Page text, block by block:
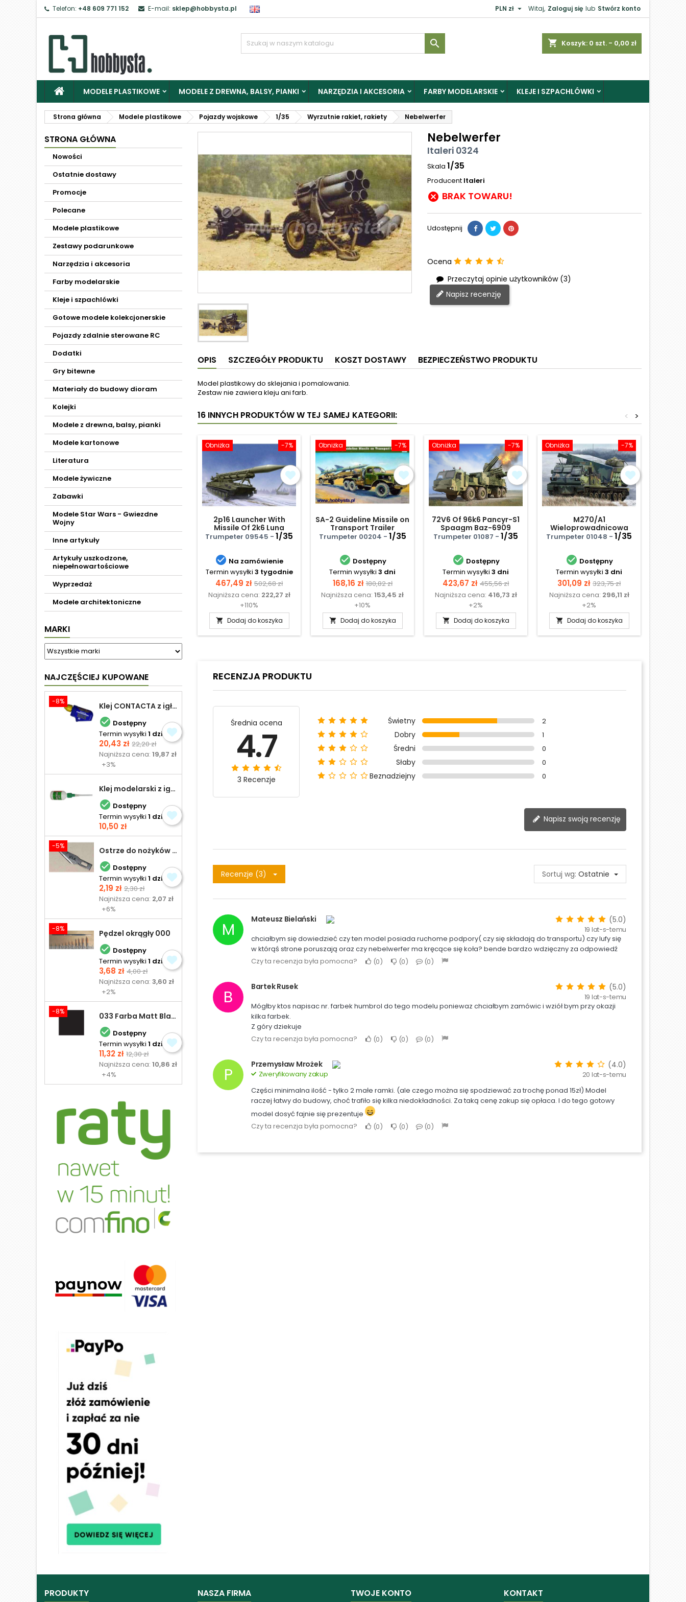
Telefon: +48 609 771 152 E-mail: sklep@hobbysta.pl Witaj, Zaloguj się lub Stwórz konto
PLN zł 
shopping_cart Koszyk: 0 szt. - 0,00 zł

MODELE PLASTIKOWE MODELE Z DREWNA, BALSY, PIANKI NARZĘDZIA I AKCESORIA FARBY MODELARSKIE KLEJE I SZPACHLÓWKI
Strona główna Modele plastikowe Pojazdy wojskowe 1/35 Wyrzutnie rakiet, rakiety Nebelwerfer
STRONA GŁÓWNA
Nowości
Ostatnie dostawy
Promocje
Polecane
Modele plastikowe
Zestawy podarunkowe
Narzędzia i akcesoria
Farby modelarskie
Kleje i szpachlówki
Gotowe modele kolekcjonerskie
Pojazdy zdalnie sterowane RC
Dodatki
Gry bitewne
Materiały do budowy dioram
Kolejki
Modele z drewna, balsy, pianki
Modele kartonowe
Literatura
Modele żywiczne
Zabawki
Modele Star Wars - Gwiezdne
Wojny
Inne artykuły
Artykuły uszkodzone,
niepełnowartościowe
Wyprzedaż
Modele architektoniczne
MARKI
NAJCZĘŚCIEJ KUPOWANE
-8% Klej CONTACTA z igłą do plastiku 25,0 g
 Dostępny
Termin wysyłki 1 dzień
Cena
20,43 zł Cena
podstawowa
22,20 zł
Najniższa cena:19,87 zł
+3%
Klej modelarski z igłą 30 ml
 Dostępny
Termin wysyłki 1 dzień
Cena
10,50 zł
-5% Ostrze do nożyków Excel
 Dostępny
Termin wysyłki 1 dzień
Cena
2,19 zł Cena
podstawowa
2,30 zł
Najniższa cena: 2,07 zł
+6%
-8% Pędzel okrągły 000
 Dostępny
Termin wysyłki 1 dzień
Cena
3,68 zł Cena
podstawowa
4,00 zł
Najniższa cena:3,60 zł
+2%
-8% 033 Farba Matt Black - olejna
 Dostępny
Termin wysyłki 1 dzień
Cena
11,32 zł Cena
podstawowa
12,30 zł
Najniższa cena:10,86 zł
+4%
Nebelwerfer
Italeri 0324
Skala 1/35
Producent Italeri
 BRAK TOWARU!
Udostępnij
Ocena
Przeczytaj opinie użytkowników (3)
Napisz recenzję
OPIS SZCZEGÓŁY PRODUKTU KOSZT DOSTAWY BEZPIECZEŃSTWO PRODUKTU
Model plastikowy do sklejania i pomalowania.
Zestaw nie zawiera kleju ani farb.
16 INNYCH PRODUKTÓW W TEJ SAMEJ KATEGORII: >
<
-7%
Obniżka
2p16 Launcher With
Missile Of 2k6 Luna
(Frog-5)
Trumpeter 09545 - 1/35
 Na zamówienie
Termin wysyłki 3 tygodnie
Cena
467,49 zł Cena
podstawowa
502,68 zł
Najniższa cena: 222,27 zł
+110%
 Dodaj do koszyka
-7%
Obniżka
SA-2 Guideline Missile on
Transport Trailer
Trumpeter 00204 - 1/35
 Dostępny
Termin wysyłki 3 dni
Cena
168,16 zł Cena
podstawowa
180,82 zł
Najniższa cena: 153,45 zł
+10%
 Dodaj do koszyka
-7%
Obniżka
72V6 Of 96k6 Pancyr-S1
Spaagm Baz-6909
zestaw artyleryjsko-
Trumpeter 01087 - 1/35
 Dostępny
Termin wysyłki 3 dni
Cena
423,67 zł Cena
podstawowa
455,56 zł
Najniższa cena: 416,73 zł
+2%
 Dodaj do koszyka
-7%
Obniżka
M270/A1
Wieloprowadnicowa
samobierzna wyrzutnia
Trumpeter 01048 - 1/35
 Dostępny
Termin wysyłki 3 dni
Cena
301,09 zł Cena
podstawowa
323,75 zł
Najniższa cena: 296,11 zł
+2%
 Dodaj do koszyka
RECENZJA PRODUKTU
Średnia ocena
4.7
3 Recenzje
Świetny 2
Dobry 1
Średni 0
Słaby 0
Beznadziejny 0
Napisz swoją recenzję
Recenzje (3) Sortuj wg: Ostatnie
M Mateusz Bielański (5.0)
19 lat-s-temu
chciałbym się dowiedzieć czy ten model posiada ruchome podpory( czy się składają do transportu) czy lufy się
w którąś strone poruszają oraz czy nebelwerfer ma kręcące się koła? bende bardzo wdzięczny za odpowiedź
Czy ta recenzja była pomocna?
0 0 0
B Bartek Rusek (5.0)
19 lat-s-temu
Mógłby ktos napisac nr. farbek humbrol do tego modelu poniewaz chciałbym zamówic i wziół bym przy okazji
kilka farbek.
Z góry dziekuje
Czy ta recenzja była pomocna?
0 0 0
P Przemysław Mrożek
Zweryfikowany zakup
(4.0)
20 lat-s-temu
Części minimalna ilość - tylko 2 małe ramki. (ale czego można się spodziewać za trochę ponad 15zł) Model
raczej łatwy do budowy, choć trafiło się kilka niedokładności. Za taką cenę zakup się opłaca. I do tego gotowy
model dosyć fajnie się prezentuje
Czy ta recenzja była pomocna?
0 0 0
PRODUKTY NASZA FIRMA TWOJE KONTO KONTAKT